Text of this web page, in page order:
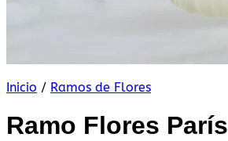
Inicio / Ramos de Flores
Ramo Flores París